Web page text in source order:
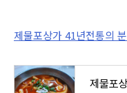
제물포상가 41년전통의